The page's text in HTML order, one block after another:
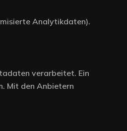
Analytikdaten).
verarbeitet. Ein
Mit den Anbietern